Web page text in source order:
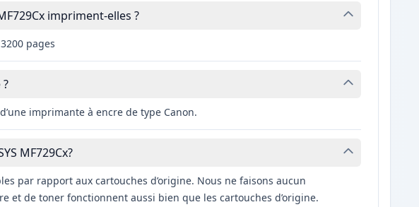
impriment-elles ?
pages
imprimante à encre de type Canon.
MF729Cx?
par rapport aux cartouches d’origine. Nous ne faisons aucun
et de toner fonctionnent aussi bien que les cartouches d’origine.